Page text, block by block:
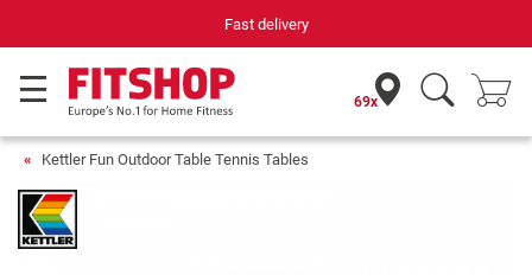
Your expert in home fitness for 42 years
69x
Kettler Fun Outdoor Table Tennis Tables